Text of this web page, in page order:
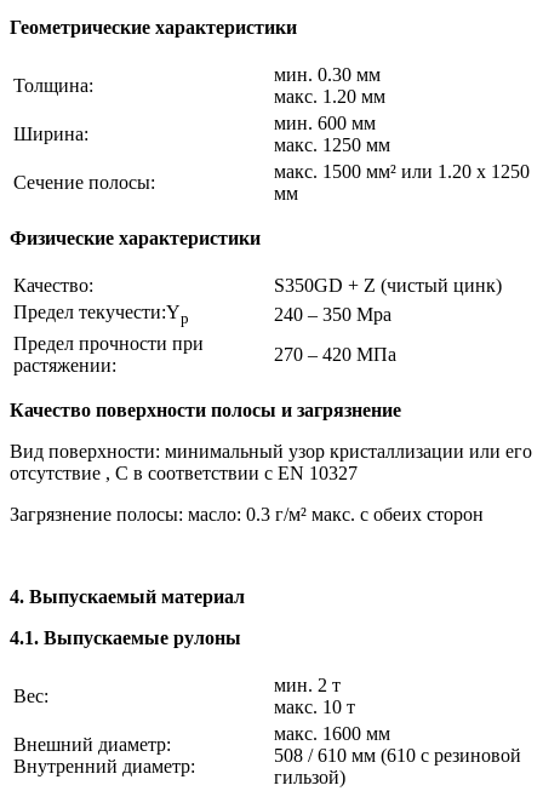
Геометрические характеристики
Толщина:
мин. 0.30 мм
макс. 1.20 мм
Ширина:
мин. 600 мм
макс. 1250 мм
Сечение полосы:
макс. 1500 мм² или 1.20 x 1250
мм
Физические характеристики
Качество:
S350GD + Z (чистый цинк)
Предел текучести:Yp
240 – 350 Mpa
Предел прочности при
растяжении:
270 – 420 MПa
Качество поверхности полосы и загрязнение
Вид поверхности: минимальный узор кристаллизации или его
отсутствие , C в соответствии с EN 10327
Загрязнение полосы: масло: 0.3 г/м² макс. с обеих сторон
4. Выпускаемый материал
4.1. Выпускаемые рулоны
Вес:
мин. 2 т
макс. 10 т
Внешний диаметр:
Внутренний диаметр:
макс. 1600 мм
508 / 610 мм (610 с резиновой
гильзой)